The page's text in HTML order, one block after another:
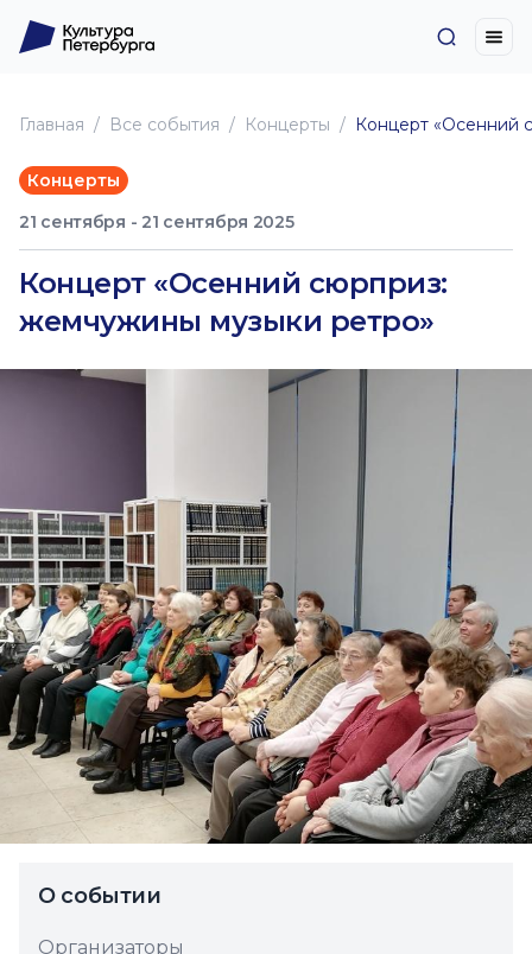
Главная Все события Концерты Концерт «Осенний
Концерты
21 сентября - 21 сентября 2025
Концерт «Осенний сюрприз:
жемчужины музыки ретро»
О событии
Организаторы